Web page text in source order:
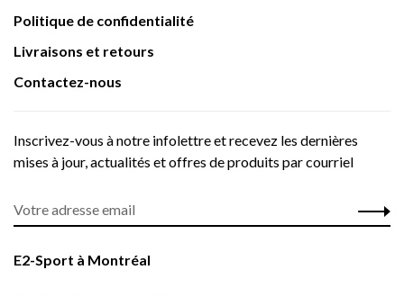
Politique de confidentialité
Livraisons et retours
Contactez-nous
Inscrivez-vous à notre infolettre et recevez les dernières
mises à jour, actualités et offres de produits par courriel
E2-Sport à Montréal